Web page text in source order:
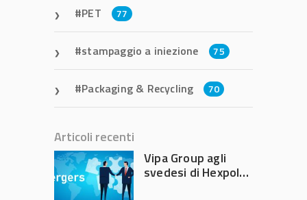
PET 77
stampaggio a iniezione 75
Packaging & Recycling 70
Articoli recenti
Vipa Group agli
svedesi di Hexpol